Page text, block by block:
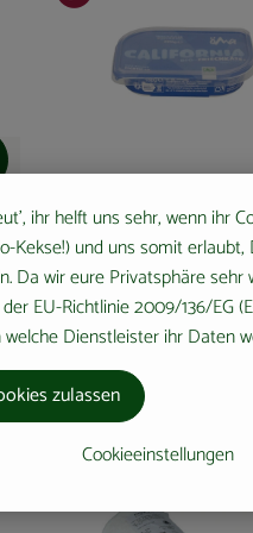
zum Warenkorb
, Preis:
2,16 €/ 150g
California
Doppelrahmstufe
, Herkunft:
Deutschland, Referenzpreis:
14,40 € / kg
Dieser Artikel kann nur bis zum
09.08.2026 geliefert werden.
Produkt zu
ihr helft uns sehr, wenn ihr
Kekse!) und uns somit
Da wir eure Privatsphäre
EU-Richtlinie 2009/136/EG
Dienstleister ihr Daten
Cookieeinstellungen
zulassen